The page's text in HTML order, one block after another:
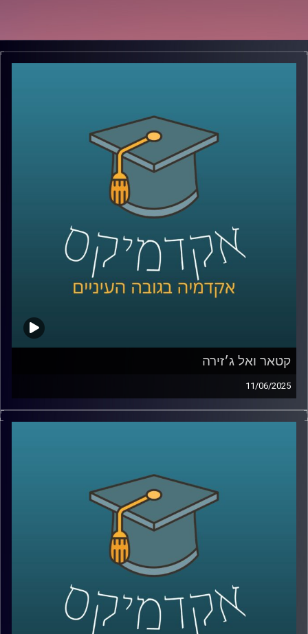
קטאר ואל ג׳זירה
11/06/2025
מי מאיתנו לא שמע על קטאר? מדינה קטנה, פחות מחצי
מגודלה של ישראל אבל עם נוכחות גלובלית שאי אפשר
דולר במונדיאל שנערך על אדמתה, רכשה קבוצות כדורגל כמו
פריז סן ז’רמן, חתמה על חוזי נשק בעשרות מיליארדים ולפי
פרסומים, גם טיפחה קשרים אסטרטגיים עם מנהיגים
באפריקה, באירופה ובמזרח התיכון.
אבל הכסף הוא לא המטרה. הוא הכלי. המטרה האמיתית היא
עוצמה: תדמית, גישה והשפעה על דעת קהל עולמית.
ובמרכז האסטרטגיה הזו עומד גוף תקשורת אחד אל-ג'זירה.
ערוץ חדשות שצמח מקטאר, הפך לאחד המשפיעים בעולם,